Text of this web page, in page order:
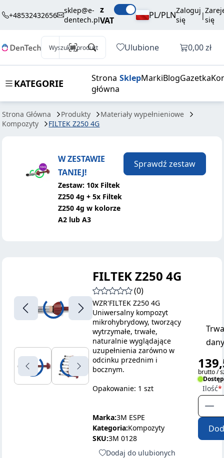
+48532432656
sklep@e-
dentech.pl
z
VAT
PL/PLNZaloguj
się
|się
Wyszukaj produkt Ulubione Otwórz
0,00 zł
KATEGORIE
Strona
główna
SklepMarkiBlogGazetka
Strona Główna Produkty
Materiały wypełnieniowe
Kompozyty
FILTEK Z250 4G
4G
brutto / szt.
W ZESTAWIE
TANIEJ!
Zestaw: 10x Filtek
Z250 4g + 5x Filtek
Z250 4g w kolorze
A2 lub A3
Sprawdź zestaw
FILTEK Z250 4G
(0)
WZR'FILTEK Z250 4G
Uniwersalny kompozyt
mikrohybrydowy, tworzący
wytrzymałe, trwałe,
naturalnie wyglądające
uzupełnienia zarówno w
odcinku przednim i
bocznym.
Opakowanie: 1 szt
Marka:3M ESPE
Kategoria:Kompozyty
SKU:3M 0128
Dodaj do ulubionych
brutto /
Ilość